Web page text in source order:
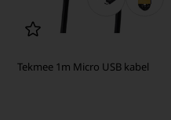
Tekmee 1m Micro USB kabel